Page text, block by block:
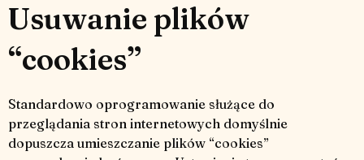
Usuwanie plików
“cookies”
Standardowo oprogramowanie służące do
przeglądania stron internetowych domyślnie
dopuszcza umieszczanie plików “cookies”